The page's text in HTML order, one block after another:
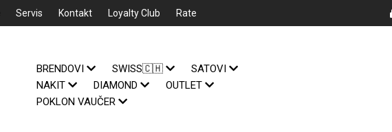
Servis Kontakt Loyalty Club Rate
BRENDOVI SWISS🇨🇭
SATOVI
NAKIT
DIAMOND
OUTLET
POKLON VAUČER